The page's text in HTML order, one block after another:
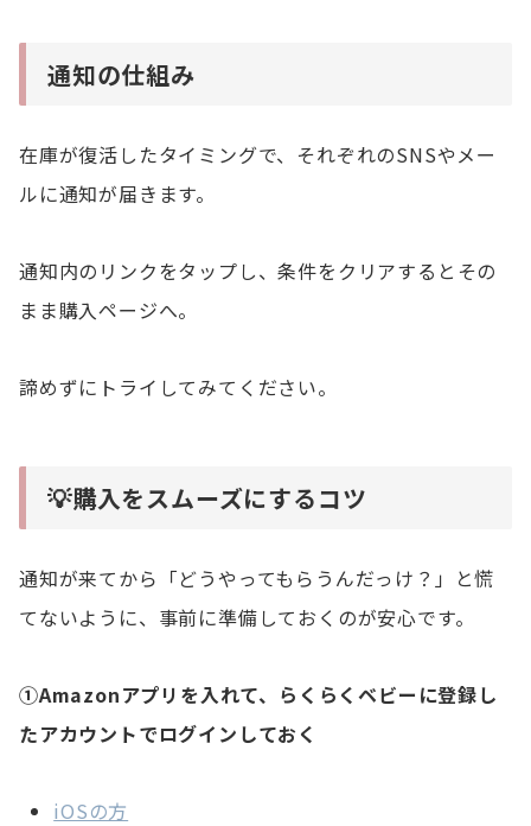
通知の仕組み
在庫が復活したタイミングで、それぞれのSNSやメー
ルに通知が届きます。
通知内のリンクをタップし、条件をクリアするとその
まま購入ページへ。
諦めずにトライしてみてください。
💡購入をスムーズにするコツ
通知が来てから「どうやってもらうんだっけ？」と慌
てないように、事前に準備しておくのが安心です。
①Amazonアプリを入れて、らくらくベビーに登録し
たアカウントでログインしておく
iOSの方